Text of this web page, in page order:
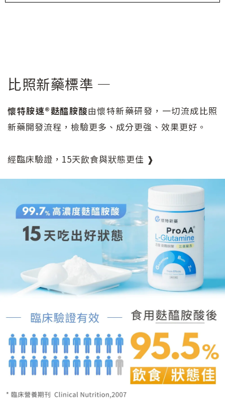
比照新藥標準 —
懷特胺速®麩醯胺酸由懷特新藥研發，一切流成比照
新藥開發流程，檢驗更多、成分更強、效果更好。
經臨床驗證，15天飲食與狀態更佳 ❱